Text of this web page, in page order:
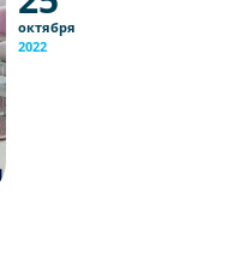
октября
2022